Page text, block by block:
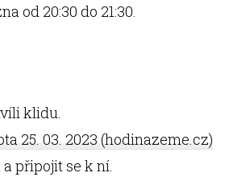
od 20:30 do 21:30.
klidu.
25. 03. 2023 (hodinazeme.cz)
připojit se k ní.